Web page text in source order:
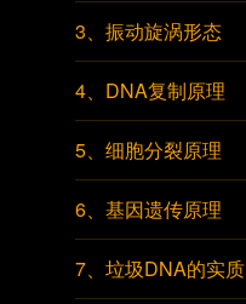
3、振动旋涡形态
4、DNA复制原理
5、细胞分裂原理
6、基因遗传原理
7、垃圾DNA的实质